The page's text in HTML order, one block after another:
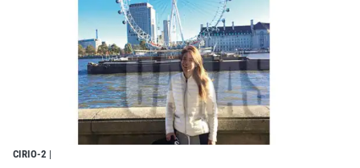
CIRIO-2 |